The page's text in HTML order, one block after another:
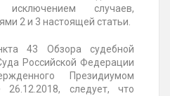
случаев,
2 и 3 настоящей статьи.
43 Обзора судебной
Российской Федерации
Президиумом
следует, что